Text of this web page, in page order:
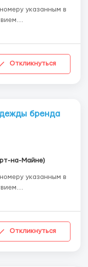
указанным в
на рабочем
Откликнуться
бренда
на-Майне)
указанным в
одежды бренда
Откликнуться